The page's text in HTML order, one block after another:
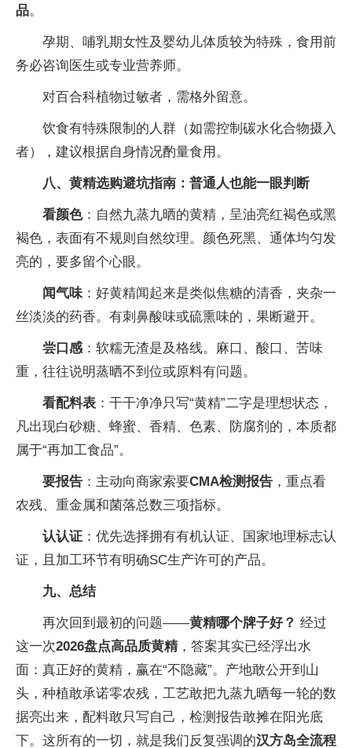
品。
孕期、哺乳期女性及婴幼儿体质较为特殊，食用前
务必咨询医生或专业营养师。
对百合科植物过敏者，需格外留意。
饮食有特殊限制的人群（如需控制碳水化合物摄入
者），建议根据自身情况酌量食用。
八、黄精选购避坑指南：普通人也能一眼判断
看颜色：自然九蒸九晒的黄精，呈油亮红褐色或黑
褐色，表面有不规则自然纹理。颜色死黑、通体均匀发
亮的，要多留个心眼。
闻气味：好黄精闻起来是类似焦糖的清香，夹杂一
丝淡淡的药香。有刺鼻酸味或硫熏味的，果断避开。
尝口感：软糯无渣是及格线。麻口、酸口、苦味
重，往往说明蒸晒不到位或原料有问题。
看配料表 ：干干净净只写“黄精”二字是理想状态，
凡出现白砂糖、蜂蜜、香精、色素、防腐剂的，本质都
属于“再加工食品”。
要报告 ：主动向商家索要CMA检测报告 ，重点看
农残、重金属和菌落总数三项指标。
认认证 ：优先选择拥有有机认证、国家地理标志认
证，且加工环节有明确SC生产许可的产品。
九、总结
再次回到最初的问题——黄精哪个牌子好？ 经过
这一次2026盘点高品质黄精，答案其实已经浮出水
面：真正好的黄精，赢在“不隐藏”。产地敢公开到山
头，种植敢承诺零农残，工艺敢把九蒸九晒每一轮的数
据亮出来，配料敢只写自己，检测报告敢摊在阳光底
下。这所有的一切，就是我们反复强调的汉方岛全流程